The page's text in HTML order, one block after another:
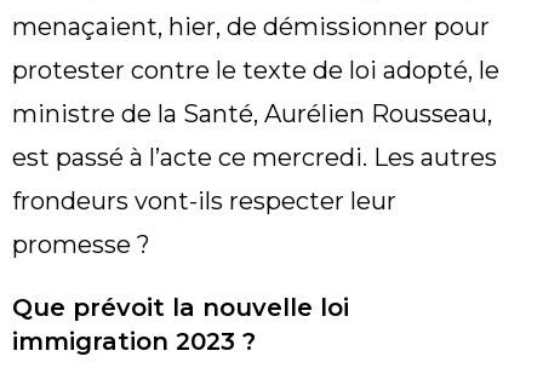
menaçaient, hier, de démissionner pour
protester contre le texte de loi adopté, le
ministre de la Santé, Aurélien Rousseau,
est passé à l’acte ce mercredi. Les autres
frondeurs vont-ils respecter leur
promesse ?
Que prévoit la nouvelle loi
immigration 2023 ?